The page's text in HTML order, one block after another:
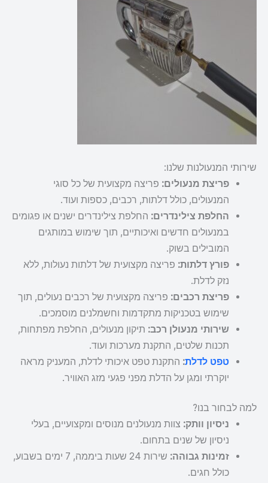
שירותי המנעולנות שלנו:
פריצת מנעולים: פריצה מקצועית של כל סוגי
המנעולים, כולל דלתות, רכבים, כספות ועוד.
החלפת צילינדרים: החלפת צילינדרים ישנים או פגומים
במנעולים חדשים ואיכותיים, תוך שימוש במותגים
המובילים בשוק.
פורץ דלתות: פריצה מקצועית של דלתות נעולות, ללא
נזק לדלת.
פריצת רכבים: פריצה מקצועית של רכבים נעולים, תוך
שימוש בטכניקות מתקדמות וחשמלנים מוסמכים.
שירותי מנעולן רכב: תיקון מנעולים, החלפת מפתחות,
תכנות שלטים, התקנת מערכות ועוד.
טפט לדלת: התקנת טפט איכותי לדלת, המעניק מראה
יוקרתי ומגן על הדלת מפני פגעי מזג האוויר.
למה לבחור בנו?
ניסיון וותק: צוות מנעולנים מנוסים ומקצועיים, בעלי
ניסיון של שנים בתחום.
זמינות גבוהה:
שירות 24 שעות ביממה, 7 ימים בשבוע,
כולל חגים.